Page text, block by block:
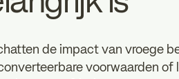
de impact van vroege
voorwaarden of